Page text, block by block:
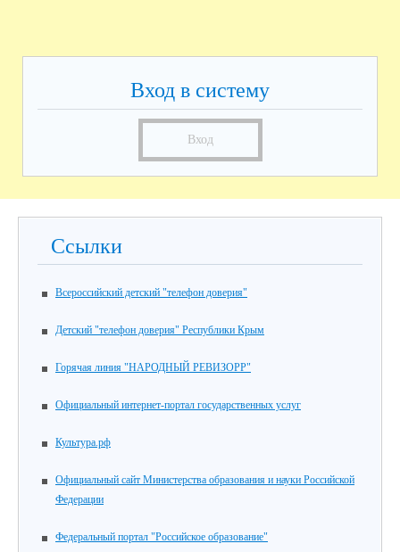
Вход в систему
Вход
Ссылки
Всероссийский детский "телефон доверия"
Детский "телефон доверия" Республики Крым
Горячая линия "НАРОДНЫЙ РЕВИЗОРР"
Официальный интернет-портал государственных услуг
Культура.рф
Официальный сайт Министерства образования и науки Российской
Федерации
Федеральный портал "Российское образование"